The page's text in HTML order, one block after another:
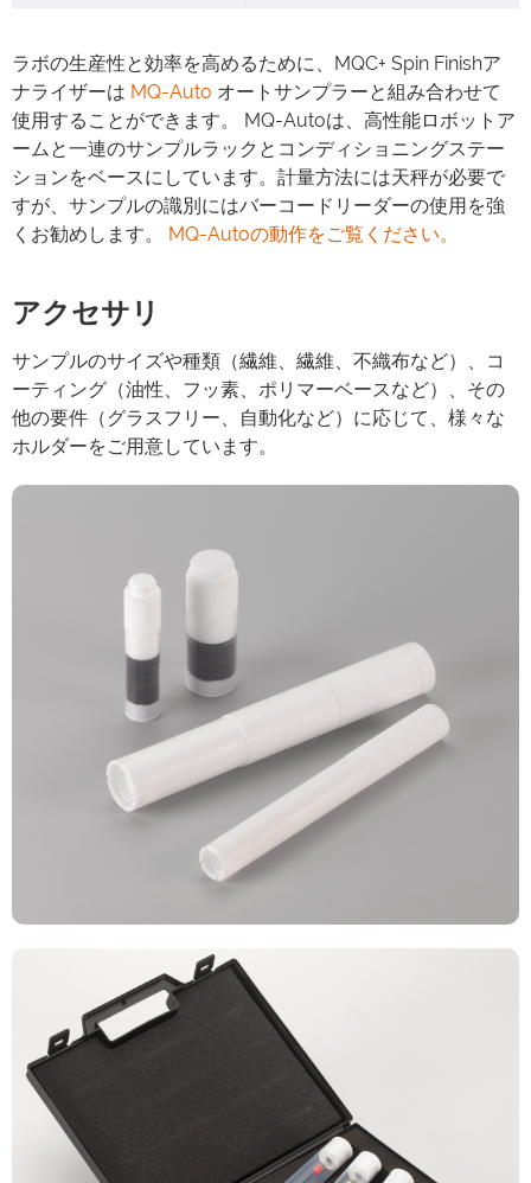
ラボの生産性と効率を高めるために、MQC+ Spin Finishア
ナライザーは MQ-Auto オートサンプラーと組み合わせて
使用することができます。 MQ-Autoは、高性能ロボットア
ームと一連のサンプルラックとコンディショニングステー
ションをベースにしています。計量方法には天秤が必要で
すが、サンプルの識別にはバーコードリーダーの使用を強
くお勧めします。 MQ-Autoの動作をご覧ください。
アクセサリ
サンプルのサイズや種類（繊維、繊維、不織布など）、コ
ーティング（油性、フッ素、ポリマーベースなど）、その
他の要件（グラスフリー、自動化など）に応じて、様々な
ホルダーをご用意しています。